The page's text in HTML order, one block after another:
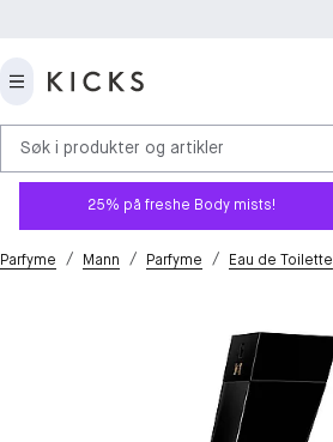
Søk i produkter og artikler
25% på freshe Body mists!
Parfyme / Mann / Parfyme / Eau de Toilette